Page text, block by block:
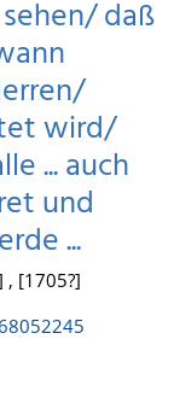
daß
wird/
... auch
und
...
, [1705?]